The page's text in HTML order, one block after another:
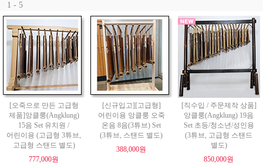
1 - 5
[오죽으로 만든 고급형
제품]앙클룽(Angklung)
15음 Set 유치원 /
어린이용 (고급형 3튜브,
고급형 스탠드 별도)
777,000원
[신규입고][고급형]
어린이용 앙클룽 오죽
온음 8음(3튜브) Set
(3튜브, 스탠드 별도)
388,000원
[직수입 / 주문제작 상품]
앙클룽(Angklung) 19음
Set 초등/청소년/성인용
(3튜브, 고급형 스탠드
별도)
850,000원